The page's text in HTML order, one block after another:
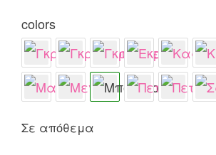
colors
Σε απόθεμα